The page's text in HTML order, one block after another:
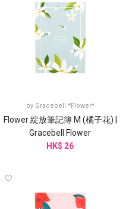
by Gracebell *Flower*
Flower 綻放筆記簿 M (橘子花) |
Gracebell Flower
HK$ 26